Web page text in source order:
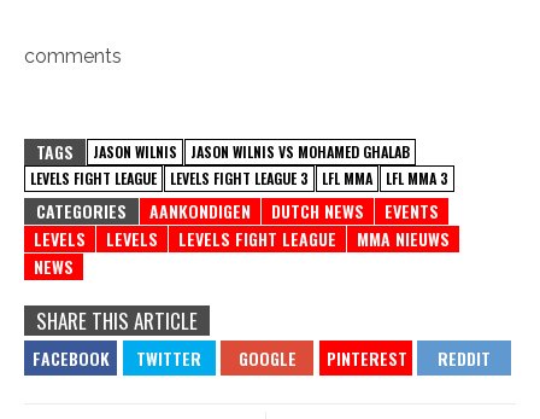
comments
TAGS JASON WILNIS
JASON WILNIS VS MOHAMED GHALAB
LEVELS FIGHT LEAGUE
LEVELS FIGHT LEAGUE 3 LFL MMA LFL MMA 3
CATEGORIES AANKONDIGEN DUTCH NEWS
EVENTS
LEVELS
LEVELS LEVELS FIGHT LEAGUE
MMA NIEUWS
NEWS
SHARE THIS ARTICLE